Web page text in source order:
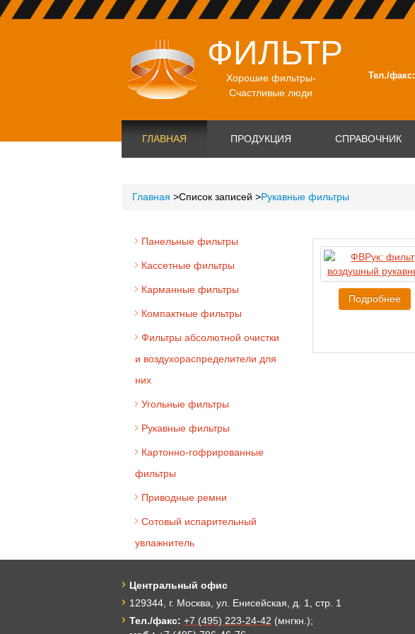
ФИЛЬТР
Тел./факс:
Хорошие фильтры-
Счастливые люди
ГЛАВНАЯ ПРОДУКЦИЯ СПРАВОЧНИК
Главная >Список записей >Рукавные фильтры
Панельные фильтры
Кассетные фильтры
Карманные фильтры
Компактные фильтры
Фильтры абсолютной очистки
и воздухораспределители для
них
Угольные фильтры
Рукавные фильтры
Картонно-гофрированные
фильтры
Приводные ремни
Сотовый испарительный
увлажнитель
Подробнее
Центральный офис
129344, г. Москва, ул. Енисейская, д. 1, стр. 1
Тел./факс: +7 (495) 223-24-42 (мнгкн.);